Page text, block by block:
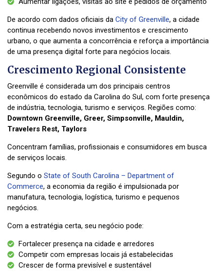
De acordo com dados oficiais da City of Greenville, a cidade
continua recebendo novos investimentos e crescimento
urbano, o que aumenta a concorrência e reforça a importância
de uma presença digital forte para negócios locais.
Crescimento Regional Consistente
Greenville é considerada um dos principais centros
econômicos do estado da Carolina do Sul, com forte presença
de indústria, tecnologia, turismo e serviços. Regiões como:
Downtown Greenville, Greer, Simpsonville, Mauldin,
Travelers Rest, Taylors
Concentram famílias, profissionais e consumidores em busca
de serviços locais.
Segundo o State of South Carolina – Department of
Commerce, a economia da região é impulsionada por
manufatura, tecnologia, logística, turismo e pequenos
negócios.
Com a estratégia certa, seu negócio pode:
Fortalecer presença na cidade e arredores
Competir com empresas locais já estabelecidas
Crescer de forma previsível e sustentável